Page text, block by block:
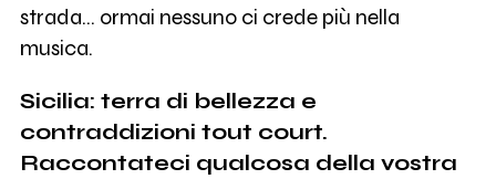
strada... ormai nessuno ci crede più nella
musica.
Sicilia: terra di bellezza e
contraddizioni tout court.
Raccontateci qualcosa della vostra